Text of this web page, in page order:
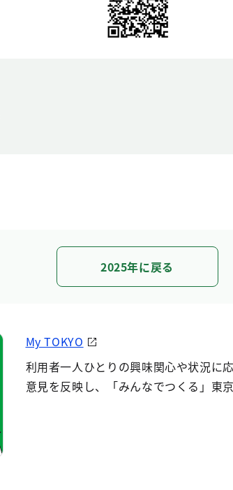
2025年に戻る
My TOKYO
利用者一人ひとりの興味関心や状況に
意見を反映し、「みんなでつくる」東